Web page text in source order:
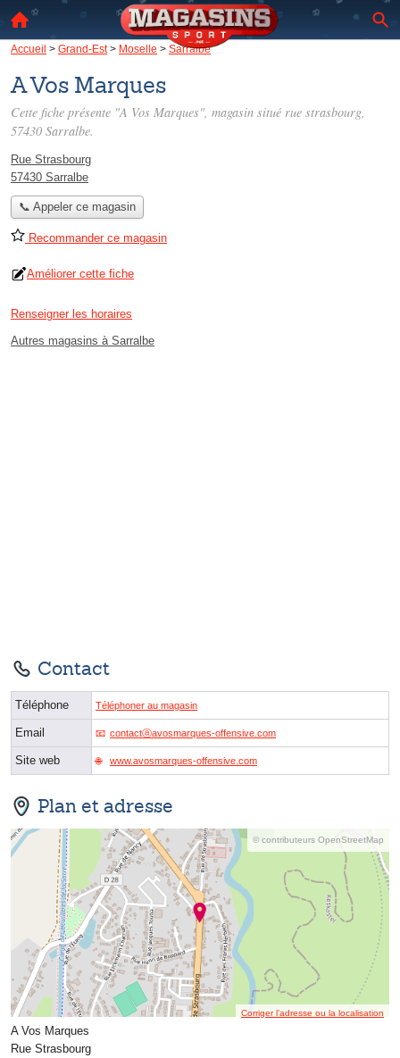
Accueil > Grand-Est> Moselle > Sarralbe
A Vos Marques
Cette fiche présente "A Vos Marques", magasin situé rue strasbourg,
57430 Sarralbe.
Rue Strasbourg
57430 Sarralbe
📞 Appeler ce magasin
Recommander ce magasin
Améliorer cette fiche
Renseigner les horaires
Autres magasins à Sarralbe
Contact
Téléphone Téléphoner au magasin
Email contactⓐavosmarques-offensive.com
Site web www.avosmarques-offensive.com
Plan et adresse
© contributeurs OpenStreetMap
Corriger l’adresse ou la localisation
A Vos Marques
Rue Strasbourg